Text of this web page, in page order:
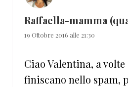
Raffaella-mamma
19 Ottobre 2016 alle 21:30
Ciao Valentina, a
finiscano nello spam,